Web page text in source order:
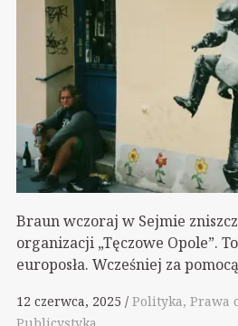
Braun wczoraj w Sejmie
organizacji „Tęczowe Opole”.
europosła. Wcześniej za
12 czerwca, 2025 Polityka Prawa